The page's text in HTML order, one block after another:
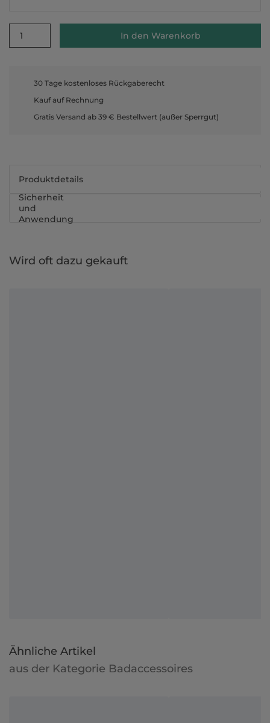
1 In den Warenkorb
30 Tage kostenloses Rückgaberecht
Kauf auf Rechnung
Gratis Versand ab 39 € Bestellwert (außer Sperrgut)
Produktdetails
Sicherheit
und
Anwendung
Wird oft dazu gekauft
Ähnliche Artikel
aus der Kategorie Badaccessoires